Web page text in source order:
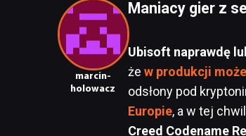
marcin-
holowacz
Maniacy gier z
Ubisoft naprawdę
że w produkcji
odsłony pod
Europie, a w tej
Creed Codename